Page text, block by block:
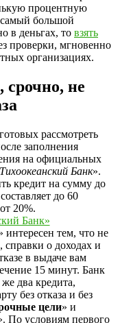
процентную
большой
в деньгах, то взять
проверки, мгновенно
организациях.
срочно, не
рассмотреть
заполнения
на официальных
Банк».
кредит на сумму до
до 60
20%.
интересен тем, что не
справки о доходах и
в выдаче вам
15 минут. Банк
же два кредита,
без отказа и без
цели» и
По условиям первого